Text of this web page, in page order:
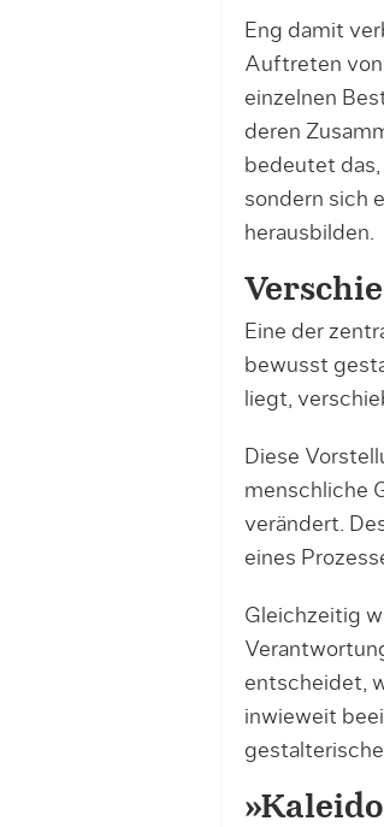
Eng damit
Auftreten von
einzelnen
deren
bedeutet
sondern sich
herausbilden.
Eine der
bewusst
liegt,
Diese
menschliche
verändert.
eines
Gleichzeitig
entscheidet,
inwieweit